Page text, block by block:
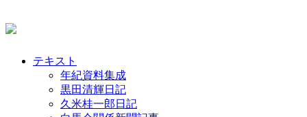
テキスト
年紀資料集成
黒田清輝日記
久米桂一郎日記